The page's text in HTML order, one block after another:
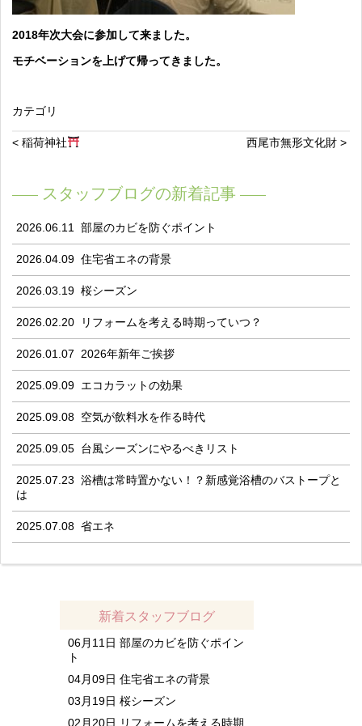
2018年次大会に参加して来ました。
モチベーションを上げて帰ってきました。
カテゴリ
< 稲荷神社 西尾市無形文化財 >
スタッフブログの新着記事
2026.06.11 部屋のカビを防ぐポイント
2026.04.09 住宅省エネの背景
2026.03.19 桜シーズン
2026.02.20 リフォームを考える時期っていつ？
2026.01.07 2026年新年ご挨拶
2025.09.09 エコカラットの効果
2025.09.08 空気が飲料水を作る時代
2025.09.05 台風シーズンにやるべきリスト
2025.07.23 浴槽は常時置かない！？新感覚浴槽のバストープと
は
2025.07.08 省エネ
新着スタッフブログ
06月11日 部屋のカビを防ぐポイン
ト
04月09日 住宅省エネの背景
03月19日 桜シーズン
02月20日 リフォームを考える時期